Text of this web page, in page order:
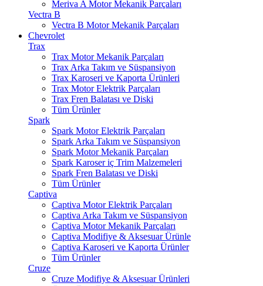
Meriva A Motor Mekanik Parçaları
Vectra B
Vectra B Motor Mekanik Parçaları
Chevrolet
Trax
Trax Motor Mekanik Parçaları
Trax Arka Takım ve Süspansiyon
Trax Karoseri ve Kaporta Ürünleri
Trax Motor Elektrik Parçaları
Trax Fren Balatası ve Diski
Tüm Ürünler
Spark
Spark Motor Elektrik Parçaları
Spark Arka Takım ve Süspansiyon
Spark Motor Mekanik Parçaları
Spark Karoser iç Trim Malzemeleri
Spark Fren Balatası ve Diski
Tüm Ürünler
Captiva
Captiva Motor Elektrik Parçaları
Captiva Arka Takım ve Süspansiyon
Captiva Motor Mekanik Parçaları
Captiva Modifiye & Aksesuar Ürünle
Captiva Karoseri ve Kaporta Ürünler
Tüm Ürünler
Cruze
Cruze Modifiye & Aksesuar Ürünleri